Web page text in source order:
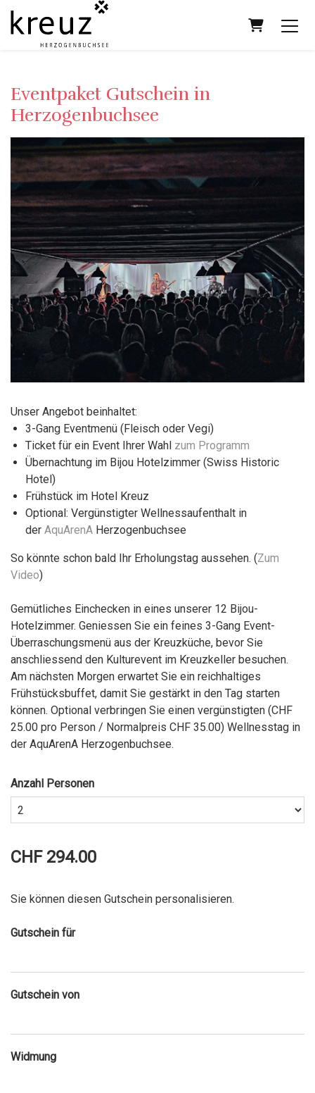
Eventpaket Gutschein in
Herzogenbuchsee
Unser Angebot beinhaltet:
3-Gang Eventmenü (Fleisch oder Vegi)
Ticket für ein Event Ihrer Wahl zum Programm
Übernachtung im Bijou Hotelzimmer (Swiss Historic
Hotel)
Frühstück im Hotel Kreuz
Optional: Vergünstigter Wellnessaufenthalt in
der AquArenAHerzogenbuchsee
So könnte schon bald Ihr Erholungstag aussehen. (Zum
Video)
Gemütliches Einchecken in eines unserer 12 Bijou-
Hotelzimmer. Geniessen Sie ein feines 3-Gang Event-
Überraschungsmenü aus der Kreuzküche, bevor Sie
anschliessend den Kulturevent im Kreuzkeller besuchen.
Am nächsten Morgen erwartet Sie ein reichhaltiges
Frühstücksbuffet, damit Sie gestärkt in den Tag starten
können. Optional verbringen Sie einen vergünstigten (CHF
25.00 pro Person / Normalpreis CHF 35.00) Wellnesstag in
der AquArenA Herzogenbuchsee.
Anzahl Personen
CHF 294.00
Sie können diesen Gutschein personalisieren.
Gutschein für
Gutschein von
Widmung